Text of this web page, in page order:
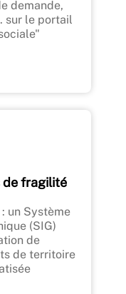
demande,
sur le portail
de fragilité
un Système
(SIG)
de
de territoire